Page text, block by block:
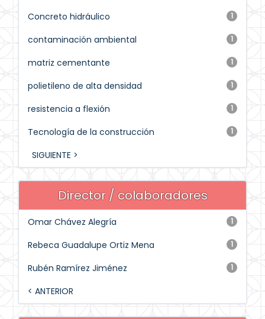
1
Concreto hidráulico
1
contaminación ambiental
1
matriz cementante
1
polietileno de alta densidad
1
resistencia a flexión
1
Tecnología de la construcción
SIGUIENTE >
Director / colaboradores
1
Omar Chávez Alegría
1
Rebeca Guadalupe Ortiz Mena
1
Rubén Ramírez Jiménez
< ANTERIOR